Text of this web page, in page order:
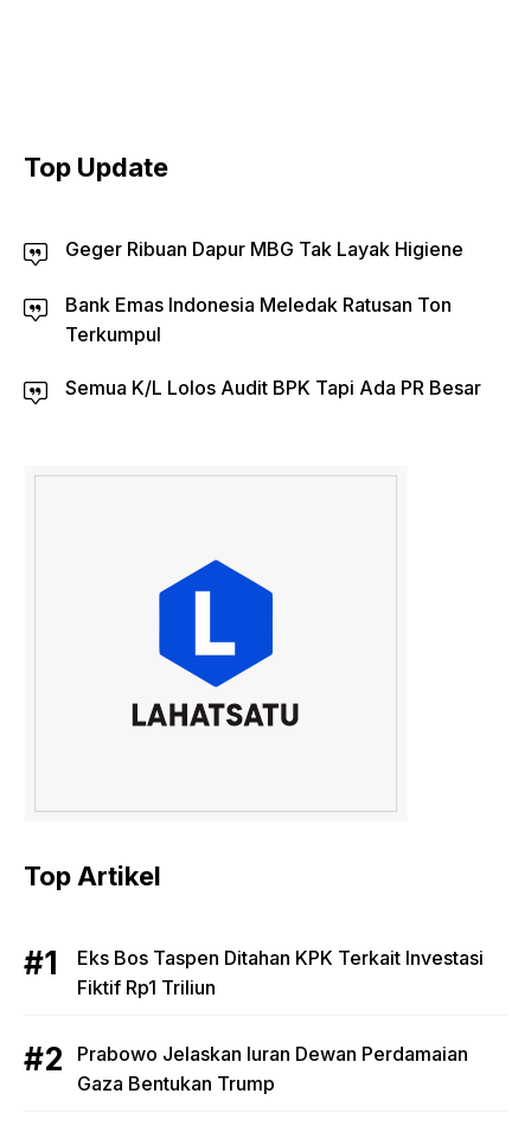
Top Update
Geger Ribuan Dapur MBG Tak Layak Higiene
Bank Emas Indonesia Meledak Ratusan Ton
Terkumpul
Semua K/L Lolos Audit BPK Tapi Ada PR Besar
Top Artikel
Eks Bos Taspen Ditahan KPK Terkait Investasi
Fiktif Rp1 Triliun
Prabowo Jelaskan Iuran Dewan Perdamaian
Gaza Bentukan Trump